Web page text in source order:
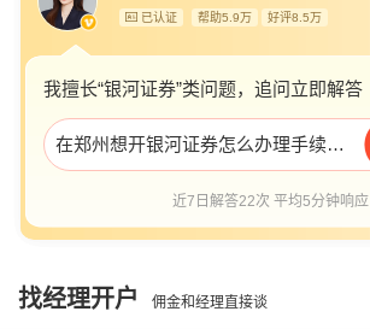
已认证 帮助5.9万 好评8.5万
我擅长“银河证券”类问题，追问立即解答
在郑州想开银河证券怎么办理手续费最低
近7日解答22次 平均5分钟响应
找经理开户 佣金和经理直接谈